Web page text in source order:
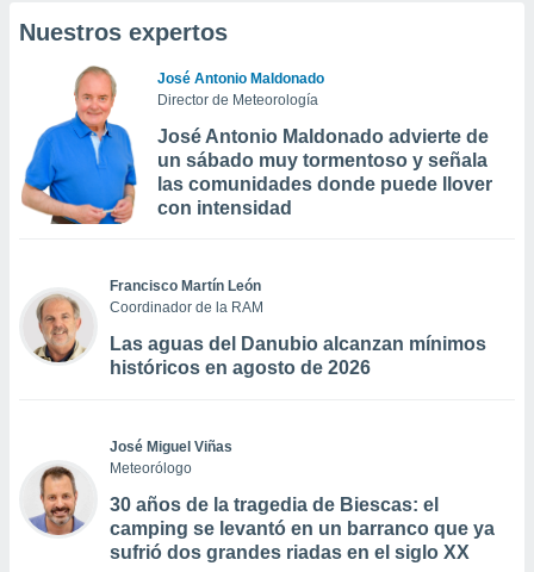
Nuestros expertos
José Antonio Maldonado
Director de Meteorología
José Antonio Maldonado advierte de
un sábado muy tormentoso y señala
las comunidades donde puede llover
con intensidad
Francisco Martín León
Coordinador de la RAM
Las aguas del Danubio alcanzan mínimos
históricos en agosto de 2026
José Miguel Viñas
Meteorólogo
30 años de la tragedia de Biescas: el
camping se levantó en un barranco que ya
sufrió dos grandes riadas en el siglo XX